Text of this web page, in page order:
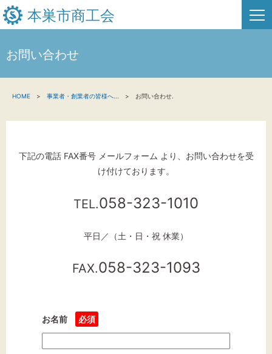
本巣市商工会
新着情報
関係機関の方へ
文字サイズ
背景色
お問い合わせ
HOME 事業者・創業者の皆様へ お問い合わせ.
下記の電話 FAX番号 メールフォーム より、お問い合わせを受
け付けております。
TEL.058-323-1010
平日／（土・日・祝 休業）
FAX.058-323-1093
お名前 必須